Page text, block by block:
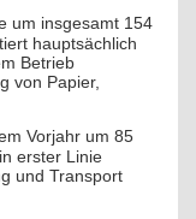
um insgesamt 154
hauptsächlich
Betrieb
von Papier,
Vorjahr um 85
erster Linie
und Transport